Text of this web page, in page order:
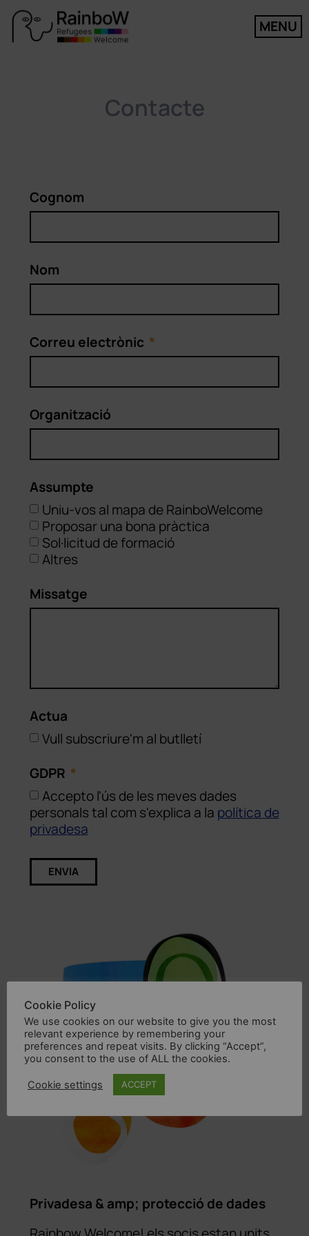
MENU
Contacte
Cognom
Nom
Correu electrònic
Organització
Assumpte
Uniu-vos al mapa de RainboWelcome
Proposar una bona pràctica
Sol·licitud de formació
Altres
Missatge
Actua
Vull subscriure'm al butlletí
GDPR
Accepto l'ús de les meves dades
personals tal com s'explica a la política de
privadesa
ENVIA
Privadesa & amp; protecció de dades
Cookie Policy
We use cookies on our website to give you the most
relevant experience by remembering your
preferences and repeat visits. By clicking “Accept”,
you consent to the use of ALL the cookies.
Cookie settings ACCEPT